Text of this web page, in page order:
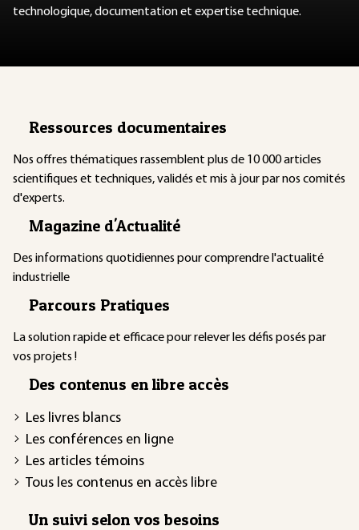
technologique, documentation et expertise technique.
Ressources documentaires
Nos offres thématiques rassemblent plus de 10 000 articles
scientifiques et techniques, validés et mis à jour par nos comités
d'experts.
Magazine d'Actualité
Des informations quotidiennes pour comprendre l'actualité
industrielle
Parcours Pratiques
La solution rapide et efficace pour relever les défis posés par
vos projets !
Des contenus en libre accès
Les livres blancs
Les conférences en ligne
Les articles témoins
Tous les contenus en accès libre
Un suivi selon vos besoins